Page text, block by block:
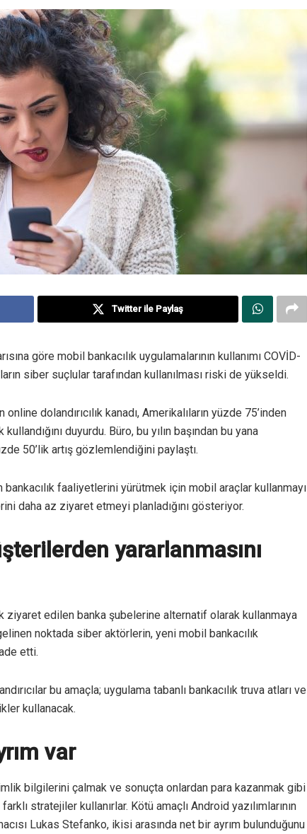
Twitter ile Paylaş
göre mobil bankacılık uygulamalarının kullanımı COVİD-
siber suçlular tarafından kullanılması riski de yükseldi.
dolandırıcılık kanadı, Amerikalıların yüzde 75’inden
duyurdu. Büro, bu yılın başından bu yana
50’lik artış gözlemlendiğini paylaştı.
bankacılık faaliyetlerini yürütmek için mobil araçlar kullanmayı
daha az ziyaret etmeyi planladığını gösteriyor.
yararlanmasını
ziyaret edilen banka şubelerine alternatif olarak kullanmaya
noktada siber aktörlerin, yeni mobil bankacılık
etti.
bu amaçla; uygulama tabanlı bankacılık truva atları ve
kullanacak.
var
bilgilerini çalmak ve sonuçta onlardan para kazanmak gibi
stratejiler kullanırlar. Kötü amaçlı Android yazılımlarının
Lukas Stefanko, ikisi arasında net bir ayrım bulunduğunu